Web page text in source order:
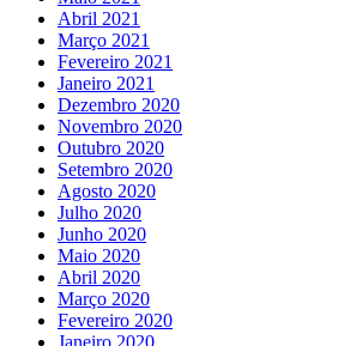
Abril 2021
Março 2021
Fevereiro 2021
Janeiro 2021
Dezembro 2020
Novembro 2020
Outubro 2020
Setembro 2020
Agosto 2020
Julho 2020
Junho 2020
Maio 2020
Abril 2020
Março 2020
Fevereiro 2020